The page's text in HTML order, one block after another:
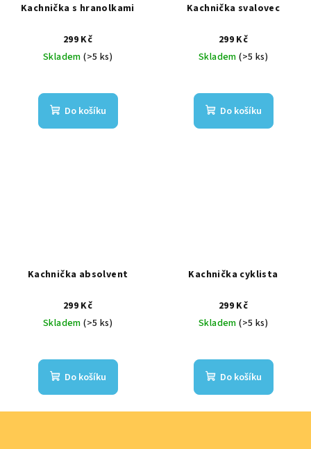
Kachnička s hranolkami
299 Kč
Skladem(>5 ks)
Do košíku
Kachnička svalovec
299 Kč
Skladem(>5 ks)
Do košíku
Kachnička absolvent
299 Kč
Skladem(>5 ks)
Do košíku
Kachnička cyklista
299 Kč
Skladem(>5 ks)
Do košíku